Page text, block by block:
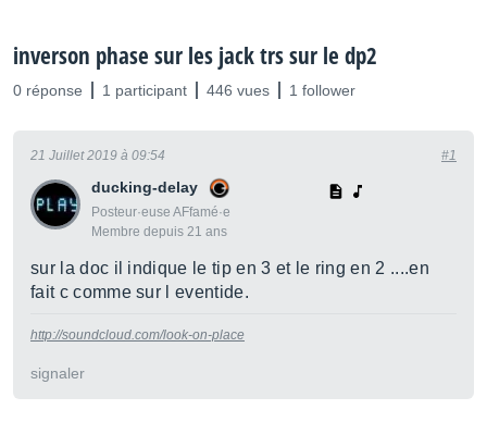
inverson phase sur les jack trs sur le dp2
0 réponse 1 participant 446 vues 1 follower
ducking-delay
Posteur·euse AFfamé·e
Membre depuis 21 ans
21 Juillet 2019 à 09:54 #1
sur la doc il indique le tip en 3 et le ring en 2 ....en
fait c comme sur l eventide.
http://soundcloud.com/look-on-place
signaler